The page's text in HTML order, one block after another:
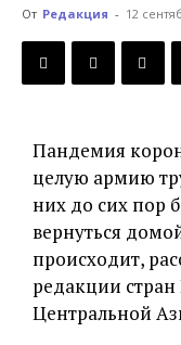
Кыргызстана
От Редакция - 12
Пандемия
целую армию
них до сих пор
вернуться
происходит,
редакции
Центральной